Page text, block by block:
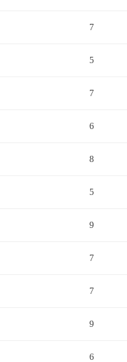
7
5
7
6
8
5
9
7
7
9
6